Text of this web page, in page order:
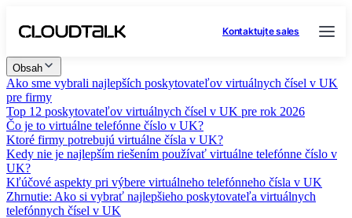
Kontaktujte sales
Obsah
Ako sme vybrali najlepších poskytovateľov virtuálnych čísel v UK
pre firmy
Top 12 poskytovateľov virtuálnych čísel v UK pre rok 2026
Čo je to virtuálne telefónne číslo v UK?
Ktoré firmy potrebujú virtuálne čísla v UK?
Kedy nie je najlepším riešením používať virtuálne telefónne číslo v
UK?
Kľúčové aspekty pri výbere virtuálneho telefónneho čísla v UK
Zhrnutie: Ako si vybrať najlepšieho poskytovateľa virtuálnych
telefónnych čísel v UK